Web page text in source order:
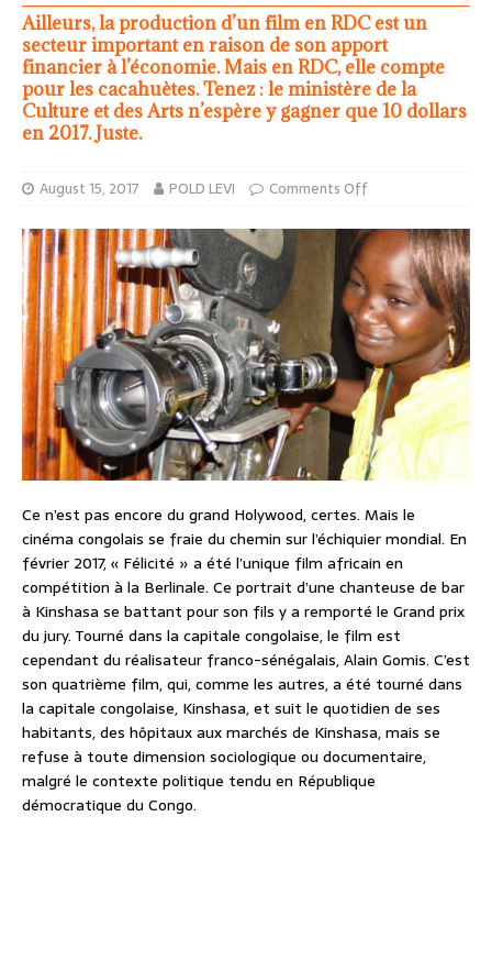
Ailleurs, la production d’un film en RDC est un
secteur important en raison de son apport
financier à l’économie. Mais en RDC, elle compte
pour les cacahuètes. Tenez : le ministère de la
Culture et des Arts n’espère y gagner que 10 dollars
en 2017. Juste.
August 15, 2017 POLD LEVI Comments Off
Ce n’est pas encore du grand Holywood, certes. Mais le
cinéma congolais se fraie du chemin sur l’échiquier mondial. En
février 2017, « Félicité » a été l’unique film africain en
compétition à la Berlinale. Ce portrait d’une chanteuse de bar
à Kinshasa se battant pour son fils y a remporté le Grand prix
du jury. Tourné dans la capitale congolaise, le film est
cependant du réalisateur franco-sénégalais, Alain Gomis. C’est
son quatrième film, qui, comme les autres, a été tourné dans
la capitale congolaise, Kinshasa, et suit le quotidien de ses
habitants, des hôpitaux aux marchés de Kinshasa, mais se
refuse à toute dimension sociologique ou documentaire,
malgré le contexte politique tendu en République
démocratique du Congo.